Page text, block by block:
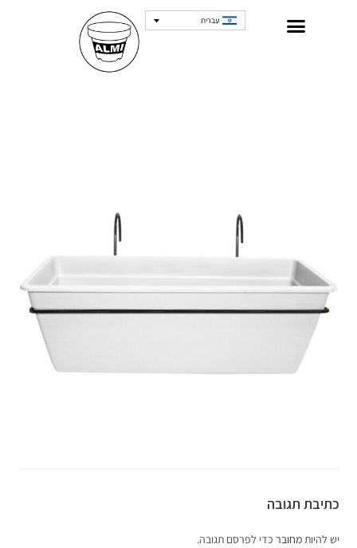
עברית
כתיבת תגובה
יש להיותמחובר כדי לפרסם תגובה.